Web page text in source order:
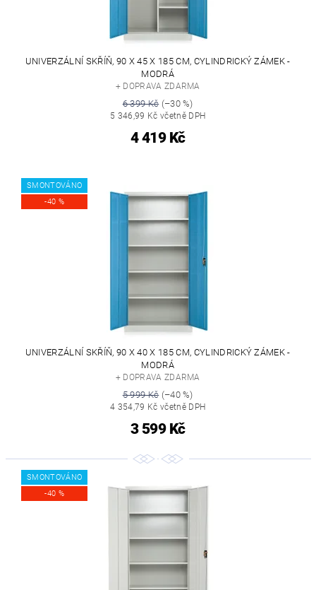
UNIVERZÁLNÍ SKŘÍŇ, 90 X 45 X 185 CM, CYLINDRICKÝ ZÁMEK -
MODRÁ
+ DOPRAVA ZDARMA
6 399 Kč(–30 %)
5 346,99 Kč včetně DPH
4 419 Kč
SMONTOVÁNO
-40 %
UNIVERZÁLNÍ SKŘÍŇ, 90 X 40 X 185 CM, CYLINDRICKÝ ZÁMEK -
MODRÁ
+ DOPRAVA ZDARMA
5 999 Kč(–40 %)
4 354,79 Kč včetně DPH
3 599 Kč
SMONTOVÁNO
-40 %